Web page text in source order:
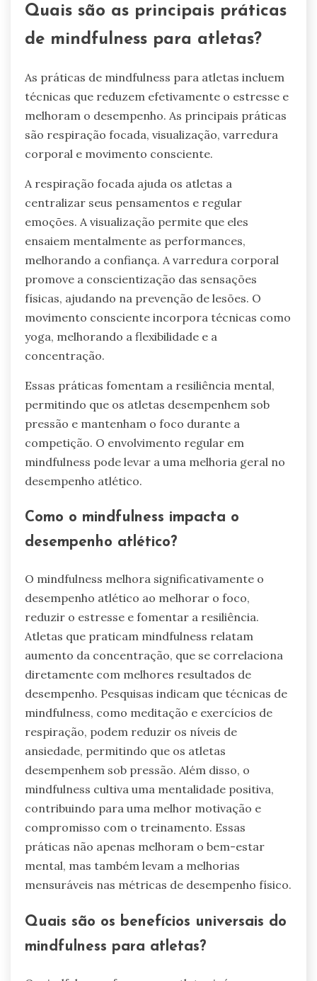
Quais são as principais práticas
de mindfulness para atletas?
As práticas de mindfulness para atletas incluem
técnicas que reduzem efetivamente o estresse e
melhoram o desempenho. As principais práticas
são respiração focada, visualização, varredura
corporal e movimento consciente.
A respiração focada ajuda os atletas a
centralizar seus pensamentos e regular
emoções. A visualização permite que eles
ensaiem mentalmente as performances,
melhorando a confiança. A varredura corporal
promove a conscientização das sensações
físicas, ajudando na prevenção de lesões. O
movimento consciente incorpora técnicas como
yoga, melhorando a flexibilidade e a
concentração.
Essas práticas fomentam a resiliência mental,
permitindo que os atletas desempenhem sob
pressão e mantenham o foco durante a
competição. O envolvimento regular em
mindfulness pode levar a uma melhoria geral no
desempenho atlético.
Como o mindfulness impacta o
desempenho atlético?
O mindfulness melhora significativamente o
desempenho atlético ao melhorar o foco,
reduzir o estresse e fomentar a resiliência.
Atletas que praticam mindfulness relatam
aumento da concentração, que se correlaciona
diretamente com melhores resultados de
desempenho. Pesquisas indicam que técnicas de
mindfulness, como meditação e exercícios de
respiração, podem reduzir os níveis de
ansiedade, permitindo que os atletas
desempenhem sob pressão. Além disso, o
mindfulness cultiva uma mentalidade positiva,
contribuindo para uma melhor motivação e
compromisso com o treinamento. Essas
práticas não apenas melhoram o bem-estar
mental, mas também levam a melhorias
mensuráveis nas métricas de desempenho físico.
Quais são os benefícios universais do
mindfulness para atletas?